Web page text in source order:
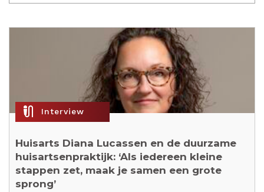
mic_external_on Interview
Huisarts Diana Lucassen en de duurzame
huisartsenpraktijk: ‘Als iedereen kleine
stappen zet, maak je samen een grote
sprong’